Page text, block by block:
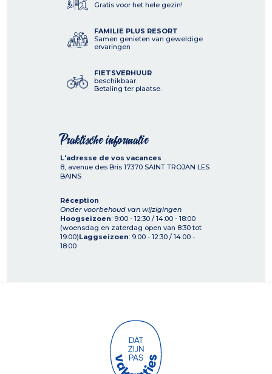
Gratis voor het hele gezin!
FAMILIE PLUS RESORT
Samen genieten van geweldige
ervaringen
FIETSVERHUUR
beschikbaar.
Betaling ter plaatse.
Praktische informatie
L'adresse de vos vacances
8, avenue des Bris 17370 SAINT TROJAN LES
BAINS
Réception
Onder voorbehoud van wijzigingen
Hoogseizoen: 9:00 - 12:30 / 14:00 - 18:00
(woensdag en zaterdag open van 8:30 tot
19:00)Laggseizoen: 9:00 - 12:30 / 14:00 -
18:00